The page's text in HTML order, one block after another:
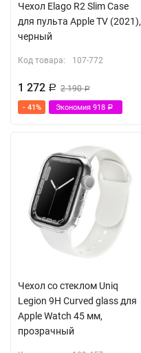
Чехол Elago R2 Slim Case
для пульта Apple TV (2021),
черный
Код товара: 107-772
1 272 Р 2 190Р
- 41% Экономия 918 Р
Чехол со стеклом Uniq
Legion 9H Curved glass для
Apple Watch 45 мм,
прозрачный